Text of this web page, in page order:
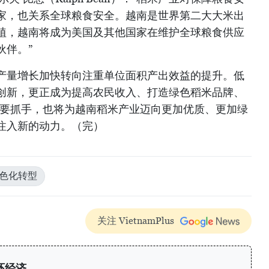
，也关系全球粮食安全。越南是世界第二大大米出
，越南将成为美国及其他国家在维护全球粮食供应
伴。”
量增长加快转向注重单位面积产出效益的提升。低
，更正成为提高农民收入、打造绿色稻米品牌、
抓手，也将为越南稻米产业迈向更加优质、更加绿
新的动力。（完）
化转型
关注 VietnamPlus